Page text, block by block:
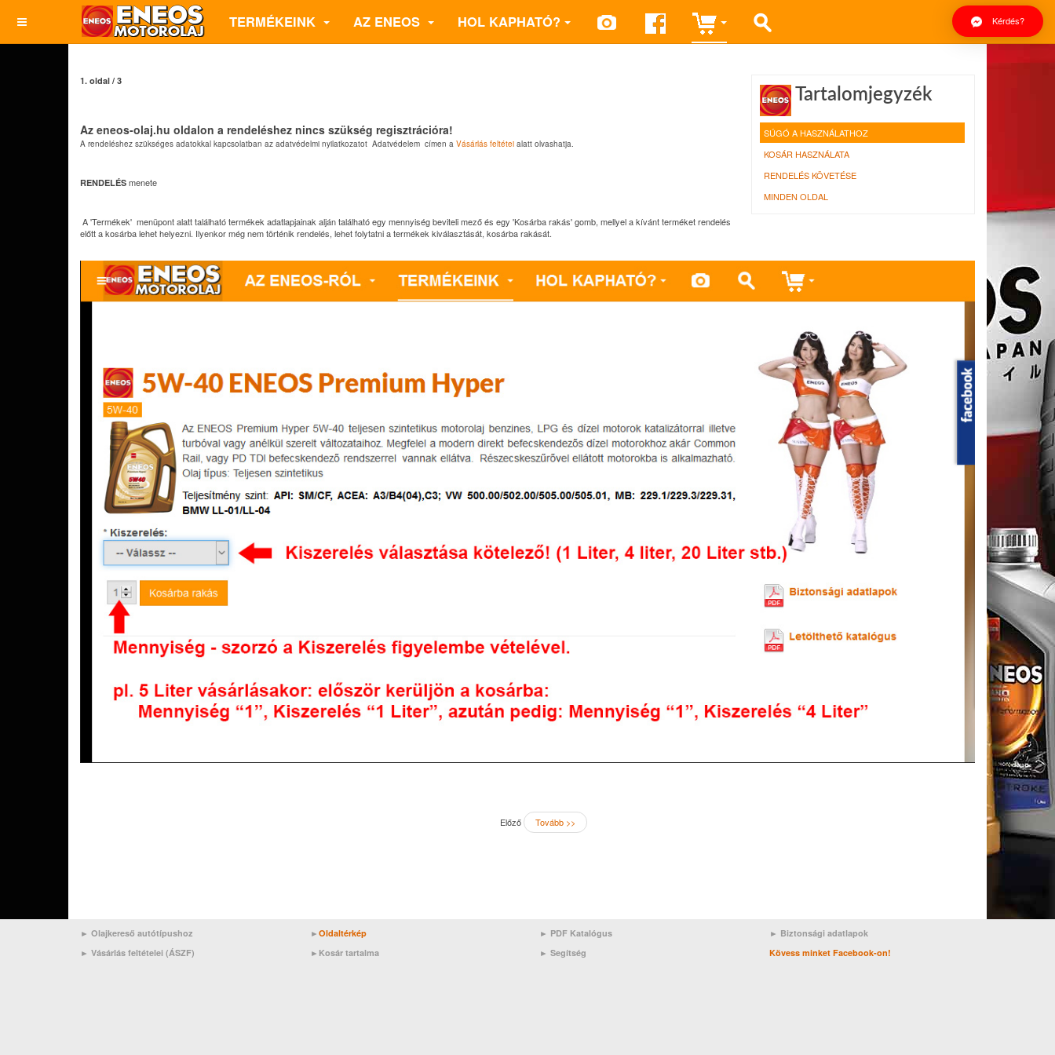
Kérdés?
TERMÉKEINK AZ ENEOS HOL KAPHATÓ?
Tartalomjegyzék
SÚGÓ A HASZNÁLATHOZ
KOSÁR HASZNÁLATA
RENDELÉS KÖVETÉSE
MINDEN OLDAL
1. oldal / 3
Az eneos-olaj.hu oldalon a rendeléshez nincs szükség regisztrációra!
A rendeléshez szükséges adatokkal kapcsolatban az adatvédelmi nyilatkozatot Adatvédelem címen a Vásárlás feltétei alatt olvashatja.
RENDELÉS menete
A 'Termékek' menüpont alatt található termékek adatlapjainak alján található egy mennyiség beviteli mező és egy 'Kosárba rakás' gomb, mellyel a kívánt terméket rendelés
előtt a kosárba lehet helyezni. Ilyenkor még nem történik rendelés, lehet folytatni a termékek kiválasztását, kosárba rakását.
Előző Tovább >>
► Olajkereső autótípushoz
► Vásárlás feltételei (ÁSZF)
► Oldaltérkép
► Kosár tartalma
► PDF Katalógus
► Segítség
► Biztonsági adatlapok
Kövess minket Facebook-on!